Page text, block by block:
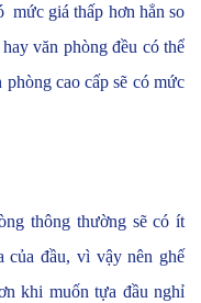
mức giá thấp hơn hẳn so
văn phòng đều có thể
cao cấp sẽ có mức
thông thường sẽ có ít
của đầu, vì vậy nên ghế
khi muốn tựa đầu nghỉ